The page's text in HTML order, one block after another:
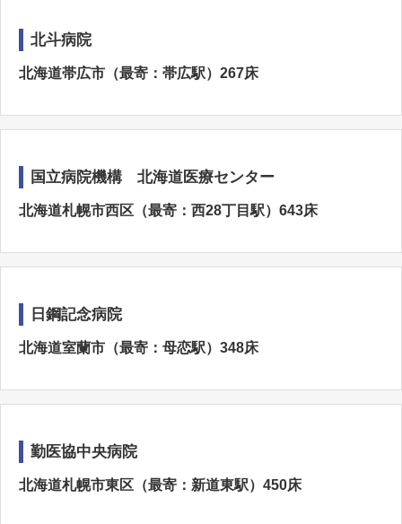
北斗病院
北海道帯広市（最寄：帯広駅）267床
国立病院機構 北海道医療センター
北海道札幌市西区（最寄：西28丁目駅）643床
日鋼記念病院
北海道室蘭市（最寄：母恋駅）348床
勤医協中央病院
北海道札幌市東区（最寄：新道東駅）450床